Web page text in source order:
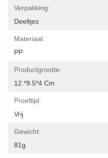
Verpakking:
Deeltjes
Materiaal:
PP
Productgrootte:
12.*9.5*4 Cm
Proeftijd:
Vrij
Gewicht:
81g